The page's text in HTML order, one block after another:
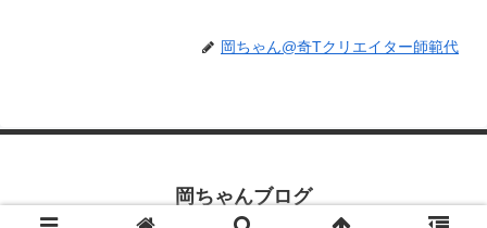
岡ちゃん@奇Tクリエイター師範代
岡ちゃんブログ